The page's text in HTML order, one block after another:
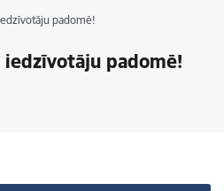
padomē!
padomē!